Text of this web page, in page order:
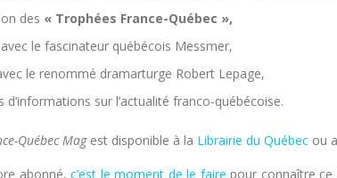
des « Trophées France-Québec »,
le fascinateur québécois Messmer,
le renommé dramarturge Robert Lepage,
d’informations sur l’actualité franco-québécoise.
Québec Magest disponible à la Librairie du Québec ou
abonné, c’est le moment de le faire pour connaître ce